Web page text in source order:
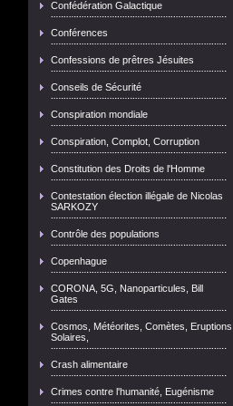
Confédération Galactique
Conférences
Confessions de prêtres Jésuites
Conseils de Sécurité
Conspiration mondiale
Conspiration, Complot, Corruption
Constitution des Droits de l'Homme
Contestation élection illégale de Nicolas
SARKOZY
Contrôle des populations
Copenhague
CORONA, 5G, Nanoparticules, Bill
Gates
Cosmos, Météorites, Comètes, Eruptions
Solaires,
Crash alimentaire
Crimes contre l'humanité, Eugénisme